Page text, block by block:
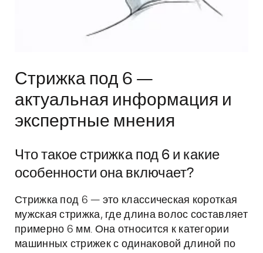
Стрижка под 6 —
актуальная информация и
экспертные мнения
Что такое стрижка под 6 и какие
особенности она включает?
Стрижка под 6 — это классическая короткая
мужская стрижка, где длина волос составляет
примерно 6 мм. Она относится к категории
машинных стрижек с одинаковой длиной по